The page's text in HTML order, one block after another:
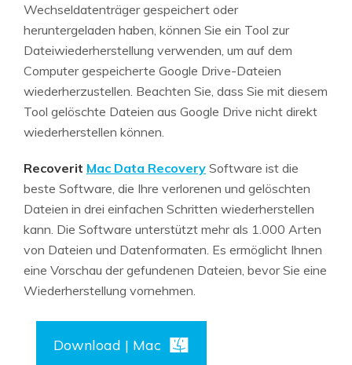
Wechseldatenträger gespeichert oder
heruntergeladen haben, können Sie ein Tool zur
Dateiwiederherstellung verwenden, um auf dem
Computer gespeicherte Google Drive-Dateien
wiederherzustellen. Beachten Sie, dass Sie mit diesem
Tool gelöschte Dateien aus Google Drive nicht direkt
wiederherstellen können.
Recoverit Mac Data Recovery Software ist die
beste Software, die Ihre verlorenen und gelöschten
Dateien in drei einfachen Schritten wiederherstellen
kann. Die Software unterstützt mehr als 1.000 Arten
von Dateien und Datenformaten. Es ermöglicht Ihnen
eine Vorschau der gefundenen Dateien, bevor Sie eine
Wiederherstellung vornehmen.
Download | Mac